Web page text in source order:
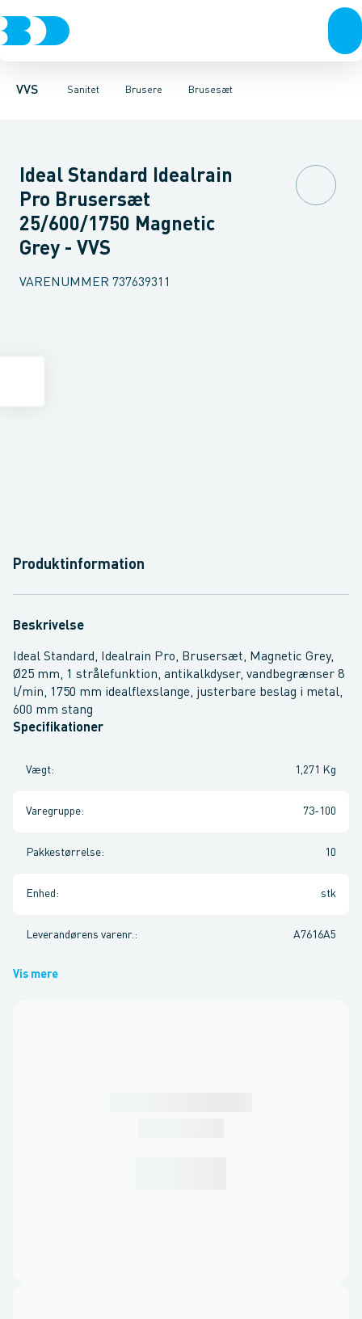
VVS Sanitet
Rør & fittingsPressfittings & rørKuglehaner & ventiler
Brusere
Toiletter, sæder og cisterner VaskeArmaturer
Brusesæt
HåndbrusereBruseslanger BrusesætBrusestænger
Ideal Standard Idealrain
Pro Brusersæt
25/600/1750 Magnetic
Grey - VVS
VARENUMMER 737639311
Produktinformation
Beskrivelse
Ideal Standard, Idealrain Pro, Brusersæt, Magnetic Grey,
Ø25 mm, 1 strålefunktion, antikalkdyser, vandbegrænser 8
l/min, 1750 mm idealflexslange, justerbare beslag i metal,
600 mm stang
Specifikationer
Vægt: 1,271 Kg
Varegruppe: 73-100
Pakkestørrelse: 10
Enhed : stk
Leverandørens varenr. : A7616A5
Vis mere